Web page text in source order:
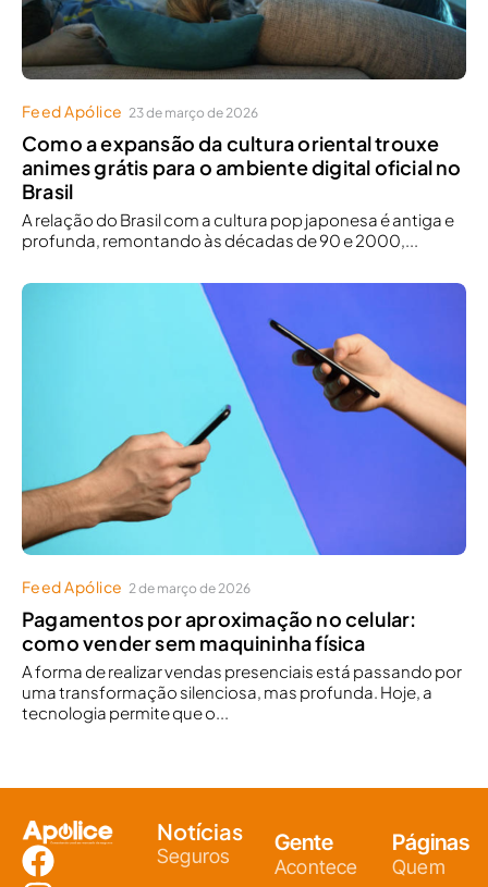
Feed Apólice 23 de março de 2026
Como a expansão da cultura oriental trouxe
animes grátis para o ambiente digital oficial no
Brasil
A relação do Brasil com a cultura pop japonesa é antiga e
profunda, remontando às décadas de 90 e 2000,...
Feed Apólice 2 de março de 2026
Pagamentos por aproximação no celular:
como vender sem maquininha física
A forma de realizar vendas presenciais está passando por
uma transformação silenciosa, mas profunda. Hoje, a
tecnologia permite que o...
Notícias
Seguros
Gente
Acontece
Páginas
Quem